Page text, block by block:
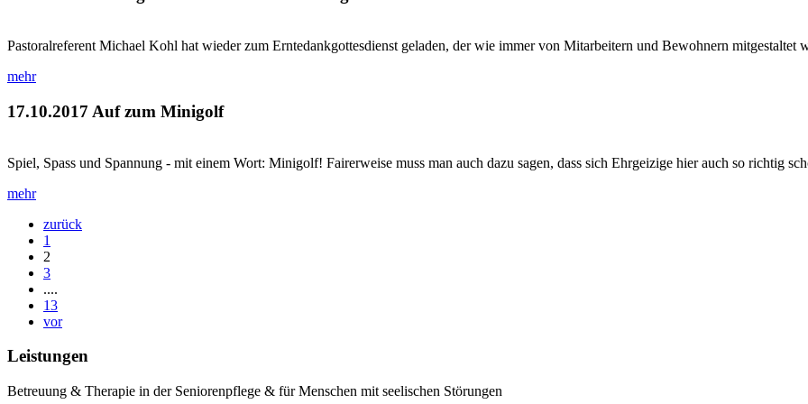
Pastoralreferent Michael Kohl hat wieder zum Erntedankgottesdienst geladen, der wie immer von Mitarbeitern und Bewohnern mitgestaltet
mehr
17.10.2017 Auf zum Minigolf
Spiel, Spass und Spannung - mit einem Wort: Minigolf! Fairerweise muss man auch dazu sagen, dass sich Ehrgeizige hier auch so richtig
mehr
zurück
1
2
3
....
13
vor
Leistungen
Betreuung & Therapie in der Seniorenpflege & für Menschen mit seelischen Störungen